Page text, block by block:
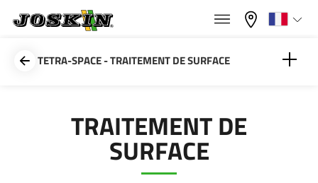
Menu
GAMME
×
×
Sélectionnez votre langue
English
TETRA-SPACE - TRAITEMENT DE SURFACE
TRAITEMENT DE
SURFACE